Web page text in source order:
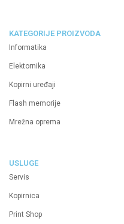
KATEGORIJE PROIZVODA
Informatika
Elektornika
Kopirni uređaji
Flash memorije
Mrežna oprema
USLUGE
Servis
Kopirnica
Print Shop